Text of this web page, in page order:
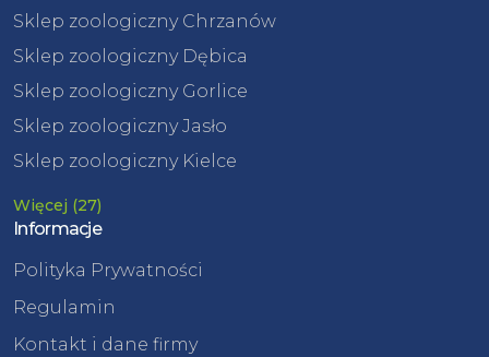
Sklep zoologiczny Chrzanów
Sklep zoologiczny Dębica
Sklep zoologiczny Gorlice
Sklep zoologiczny Jasło
Sklep zoologiczny Kielce
Więcej (27)
Informacje
Polityka Prywatności
Regulamin
Kontakt i dane firmy